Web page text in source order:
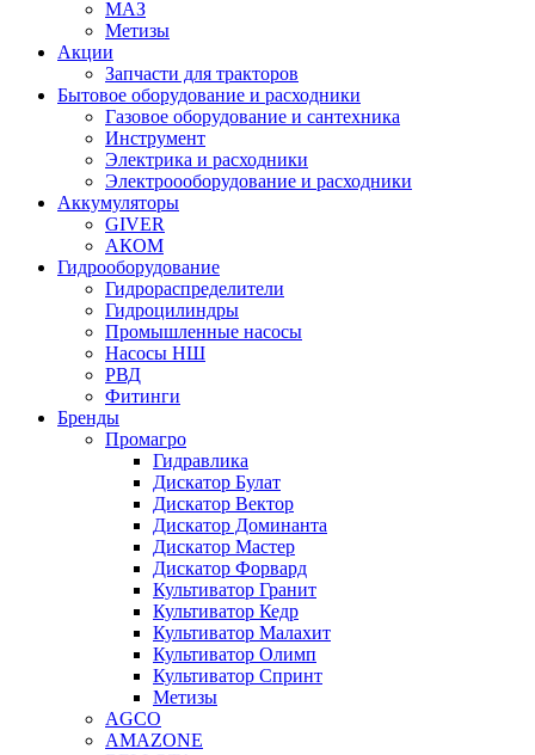
МАЗ
Метизы
Акции
Запчасти для тракторов
Бытовое оборудование и расходники
Газовое оборудование и сантехника
Инструмент
Электрика и расходники
Электроооборудование и расходники
Аккумуляторы
GIVER
АКОМ
Гидрооборудование
Гидрораспределители
Гидроцилиндры
Промышленные насосы
Насосы НШ
РВД
Фитинги
Бренды
Промагро
Гидравлика
Дискатор Булат
Дискатор Вектор
Дискатор Доминанта
Дискатор Мастер
Дискатор Форвард
Культиватор Гранит
Культиватор Кедр
Культиватор Малахит
Культиватор Олимп
Культиватор Спринт
Метизы
AGCO
AMAZONE